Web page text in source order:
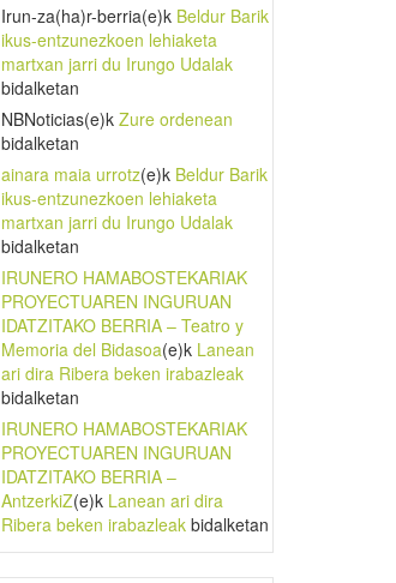
Irun-za(ha)r-berria(e)k Beldur Barik
ikus-entzunezkoen lehiaketa
martxan jarri du Irungo Udalak
bidalketan
NBNoticias(e)k Zure ordenean
bidalketan
ainara maia urrotz(e)k Beldur Barik
ikus-entzunezkoen lehiaketa
martxan jarri du Irungo Udalak
bidalketan
IRUNERO HAMABOSTEKARIAK
PROYECTUAREN INGURUAN
IDATZITAKO BERRIA – Teatro y
Memoria del Bidasoa(e)k Lanean
ari dira Ribera beken irabazleak
bidalketan
IRUNERO HAMABOSTEKARIAK
PROYECTUAREN INGURUAN
IDATZITAKO BERRIA –
AntzerkiZ(e)k Lanean ari dira
Ribera beken irabazleakbidalketan